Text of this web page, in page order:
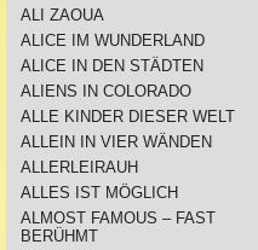
ALI ZAOUA
ALICE IM WUNDERLAND
ALICE IN DEN STÄDTEN
ALIENS IN COLORADO
ALLE KINDER DIESER WELT
ALLEIN IN VIER WÄNDEN
ALLERLEIRAUH
ALLES IST MÖGLICH
ALMOST FAMOUS – FAST
BERÜHMT